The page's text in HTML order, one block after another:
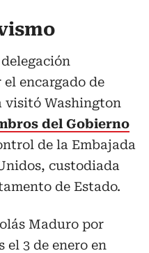
encargado de
visitó Washington
del Gobierno
de la Embajada
custodiada
de Estado.
Maduro por
el 3 de enero en